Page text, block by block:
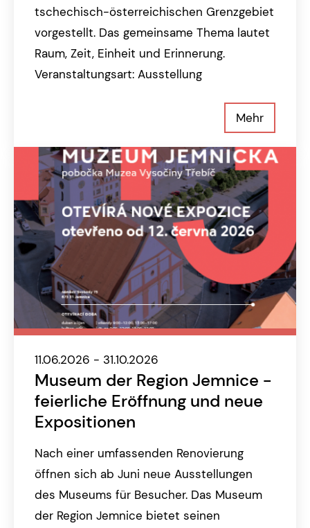
tschechisch-österreichischen Grenzgebiet
vorgestellt. Das gemeinsame Thema lautet
Raum, Zeit, Einheit und Erinnerung.
Veranstaltungsart: Ausstellung
Mehr
11.06.2026 - 31.10.2026
Museum der Region Jemnice -
feierliche Eröffnung und neue
Expositionen
Nach einer umfassenden Renovierung
öffnen sich ab Juni neue Ausstellungen
des Museums für Besucher. Das Museum
der Region Jemnice bietet seinen